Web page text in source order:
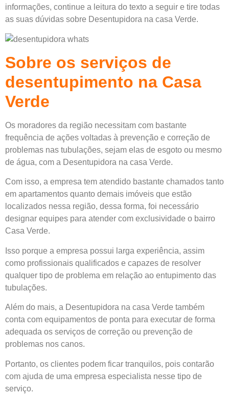
informações, continue a leitura do texto a seguir e tire todas
as suas dúvidas sobre Desentupidora na casa Verde.
Sobre os serviços de
desentupimento na Casa
Verde
Os moradores da região necessitam com bastante
frequência de ações voltadas à prevenção e correção de
problemas nas tubulações, sejam elas de esgoto ou mesmo
de água, com a Desentupidora na casa Verde.
Com isso, a empresa tem atendido bastante chamados tanto
em apartamentos quanto demais imóveis que estão
localizados nessa região, dessa forma, foi necessário
designar equipes para atender com exclusividade o bairro
Casa Verde.
Isso porque a empresa possui larga experiência, assim
como profissionais qualificados e capazes de resolver
qualquer tipo de problema em relação ao entupimento das
tubulações.
Além do mais, a Desentupidora na casa Verde também
conta com equipamentos de ponta para executar de forma
adequada os serviços de correção ou prevenção de
problemas nos canos.
Portanto, os clientes podem ficar tranquilos, pois contarão
com ajuda de uma empresa especialista nesse tipo de
serviço.